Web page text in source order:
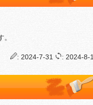
: 2024-7-31 : 2024-8-1